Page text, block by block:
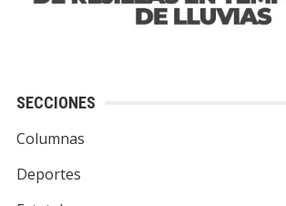
SECCIONES
Columnas
Deportes